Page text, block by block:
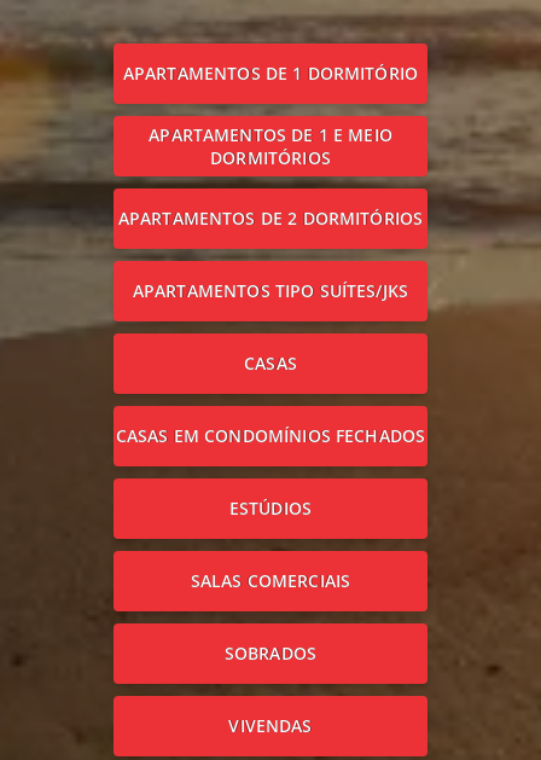
APARTAMENTOS DE 1 DORMITÓRIO
APARTAMENTOS DE 1 E MEIO
DORMITÓRIOS
APARTAMENTOS DE 2 DORMITÓRIOS
APARTAMENTOS TIPO SUÍTES/JKS
CASAS
CASAS EM CONDOMÍNIOS FECHADOS
ESTÚDIOS
SALAS COMERCIAIS
SOBRADOS
VIVENDAS